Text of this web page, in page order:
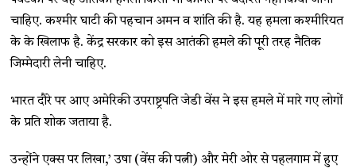
चाहिए. कश्मीर घाटी की पहचान अमन व शांति की है. यह हमला कश्मीरियत
के के खिलाफ है. केंद्र सरकार को इस आतंकी हमले की पूरी तरह नैतिक
जिम्मेदारी लेनी चाहिए.
भारत दौरे पर आए अमेरिकी उपराष्ट्रपति जेडी वेंस ने इस हमले में मारे गए लोगों
के प्रति शोक जताया है.
उन्होंने एक्स पर लिखा,’ उषा (वेंस की पत्नी) और मेरी ओर से पहलगाम में हुए